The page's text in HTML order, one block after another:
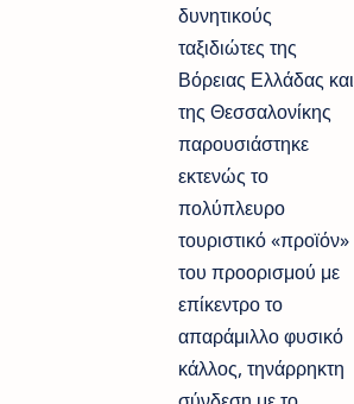
δυνητικούς
ταξιδιώτες της
Βόρειας Ελλάδας και
της Θεσσαλονίκης
παρουσιάστηκε
εκτενώς το
πολύπλευρο
τουριστικό «προϊόν»
του προορισμού με​
επίκεντρο το
απαράμιλλο φυσικό
κάλλος, ​τη​ν​άρρηκτη